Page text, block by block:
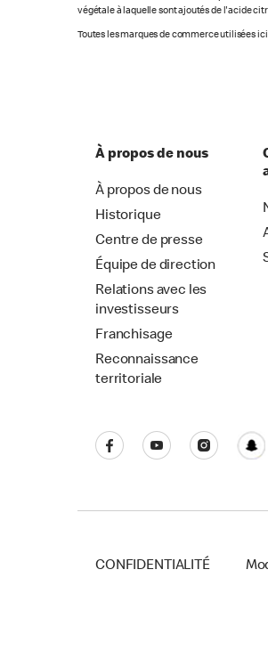
végétale à laquelle sont ajoutés de l'acide
Toutes les marques de commerce utilisées
À propos de nous
À propos de nous
Historique
Centre de presse
Équipe de direction
Relations avec les
investisseurs
Franchisage
Reconnaissance
territoriale
CONFIDENTIALITÉ